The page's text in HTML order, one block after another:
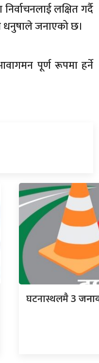
लक्षित गर्दै
धनुषाले जनाएको छ।
पूर्ण रूपमा हर्ने
घटनास्थलमै3